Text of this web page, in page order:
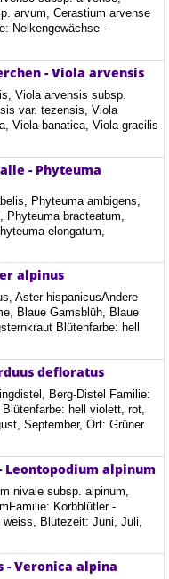
vielleicht…
arvum, Cerastium arvense
Nelkengewächse -
weiss, Blütezeit: Juni,
der Blüte: Anzahl der
Hornkraut wächst
ausdauernde
Wuchshöhen von 5 bis 30
- Viola arvensis
Viola arvensis subsp.
var. tezensis, Viola
Viola banatica, Viola gracilis
Viola nana, Viola
tezensis, Viola tricolor
var. arvensisFamilie:
Blütenfarbe: weiss,
- Phyteuma
Phyteuma ambigens,
Phyteuma bracteatum,
elongatum,
pyrenaicum,
rapunculus,
Phyteuma spicatum
f. crenatoserratum,
Phyteuma spicatum
spicatum…
alpinus
Aster hispanicusAndere
Blaue Gamsblüh, Blaue
Blütenfarbe: hell
Juli, August, September,
Blütenblätter 7, Ort:
5.9.2021 Die Alpen-
krautige Pflanze, die
Zentimetern erreicht.…
defloratus
Berg-Distel Familie:
hell violett, rot,
September, Ort: Grüner
2025
Leontopodium alpinum
nivale subsp. alpinum,
Korbblütler -
Blütezeit: Juni, Juli,
5-20 cm Ort: Raxalpen,
26.6.2018
- Veronica alpina